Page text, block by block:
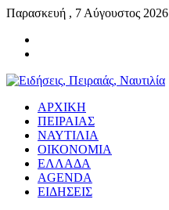
Παρασκευή , 7 Αύγουστος 2026
ΑΡΧΙΚΗ
ΠΕΙΡΑΙΑΣ
ΝΑΥΤΙΛΙΑ
ΟΙΚΟΝΟΜΙΑ
ΕΛΛΑΔΑ
AGENDA
ΕΙΔΗΣΕΙΣ